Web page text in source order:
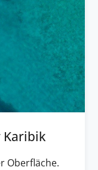
Karibik
Oberfläche.